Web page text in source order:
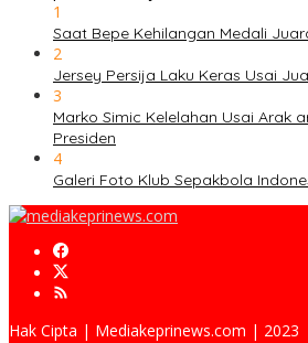
1
Saat Bepe Kehilangan Medali
2
Jersey Persija Laku Keras Usai
3
Marko Simic Kelelahan Usai Arak
Presiden
4
Galeri Foto Klub Sepakbola
Hak Cipta | Mediakeprinews.com | 2023